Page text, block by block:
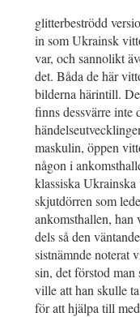
glitterbeströdd
in som Ukrainsk
var, och sannolikt
det. Båda de här
bilderna härintill.
finns dessvärre inte
maskulin, öppen
någon i
klassiska
skjutdörren som
ankomsthallen, han
dels så den
sistnämnde noterat
sin, det förstod man
ville att han skulle
för att hjälpa till med